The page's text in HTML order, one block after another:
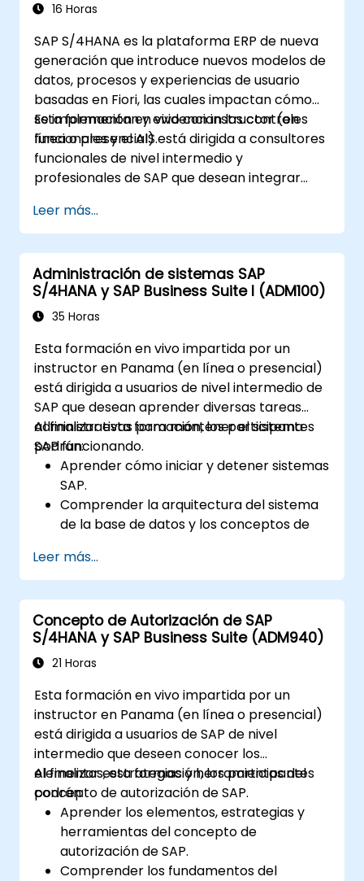
16 Horas
SAP S/4HANA es la plataforma ERP de nueva
generación que introduce nuevos modelos de
datos, procesos y experiencias de usuario
basadas en Fiori, las cuales impactan cómo
se implementan y evidencian los controles
funcionales y el AIS.
Esta formación en vivo con instructor (en
línea o presencial) está dirigida a consultores
funcionales de nivel intermedio y
profesionales de SAP que desean integrar
FI/MM/SD/BP, diseñar y probar controles, y
generar evidencia lista para auditorías.
Leer más...
Administración de sistemas SAP
S/4HANA y SAP Business Suite I (ADM100)
35 Horas
Esta formación en vivo impartida por un
instructor en Panama (en línea o presencial)
está dirigida a usuarios de nivel intermedio de
SAP que desean aprender diversas tareas
administrativas para mantener el sistema
SAP funcionando.
Al finalizar esta formación, los participantes
podrán:
Aprender cómo iniciar y detener sistemas
SAP.
Comprender la arquitectura del sistema
de la base de datos y los conceptos de
Configurar sistemas y crear destinos RFC.
Programar y supervisar trabajos en
segundo plano.
Leer más...
Concepto de Autorización de SAP
S/4HANA y SAP Business Suite (ADM940)
21 Horas
Esta formación en vivo impartida por un
instructor en Panama (en línea o presencial)
está dirigida a usuarios de SAP de nivel
intermedio que deseen conocer los
elementos, estrategias y herramientas del
concepto de autorización de SAP.
Al finalizar esta formación, los participantes
podrán:
Aprender los elementos, estrategias y
herramientas del concepto de
autorización de SAP.
Comprender los fundamentos del